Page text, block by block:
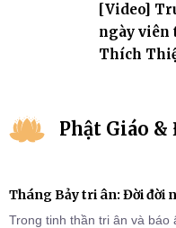
[Video]
ngày viên
Thích
Phật Giáo &
Tháng Bảy tri ân: Đời đời
Trong tinh thần tri ân và